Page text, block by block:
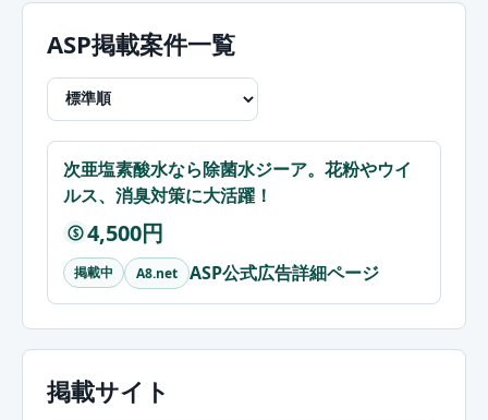
ASP掲載案件一覧
次亜塩素酸水なら除菌水ジーア。花粉やウイ
ルス、消臭対策に大活躍！
$ 4,500円
掲載中 A8.net ASP公式広告詳細ページ
掲載サイト